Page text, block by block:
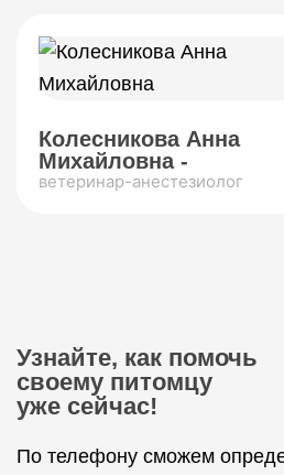
Колесникова Анна
Михайловна -
ветеринар-анестезиолог
Узнайте, как помочь
своему питомцу
уже сейчас!
По телефону сможем